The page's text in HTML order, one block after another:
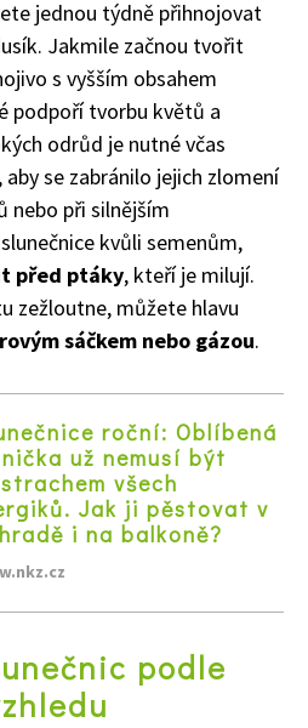
jednou týdně přihnojovat
Jakmile začnou tvořit
s vyšším obsahem
podpoří tvorbu květů a
odrůd je nutné včas
aby se zabránilo jejich zlomení
nebo při silnějším
kvůli semenům,
před ptáky, kteří je milují.
zežloutne, můžete hlavu
sáčkem nebo gázou.
roční: Oblíbená
už nemusí být
všech
Jak ji pěstovat v
i na balkoně?
podle